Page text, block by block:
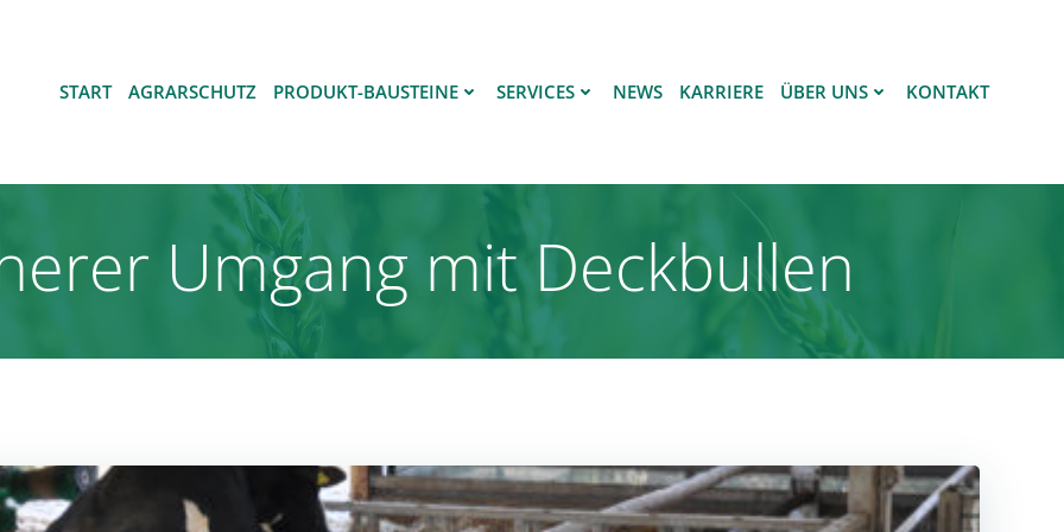
START AGRARSCHUTZ PRODUKT-BAUSTEINE SERVICES NEWS KARRIERE ÜBER UNS KONTAKT
Umgang mit Deckbullen